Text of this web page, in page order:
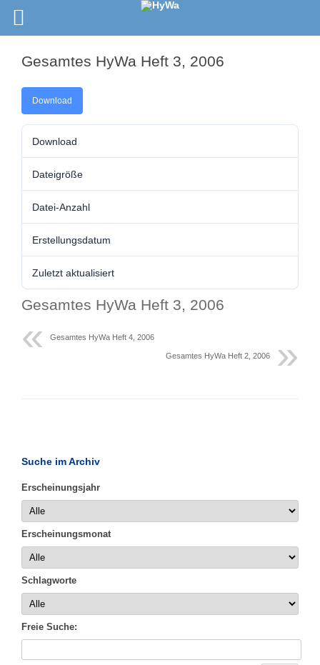
Gesamtes HyWa Heft 3, 2006
Download
Download
Dateigröße
Datei-Anzahl
Erstellungsdatum
Zuletzt aktualisiert
Gesamtes HyWa Heft 3, 2006
Gesamtes HyWa Heft 4, 2006
Gesamtes HyWa Heft 2, 2006
Suche im Archiv
Erscheinungsjahr
Erscheinungsmonat
Schlagworte
Freie Suche: